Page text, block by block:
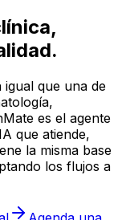
que una de
es el agente
que atiende,
la misma base
los flujos a